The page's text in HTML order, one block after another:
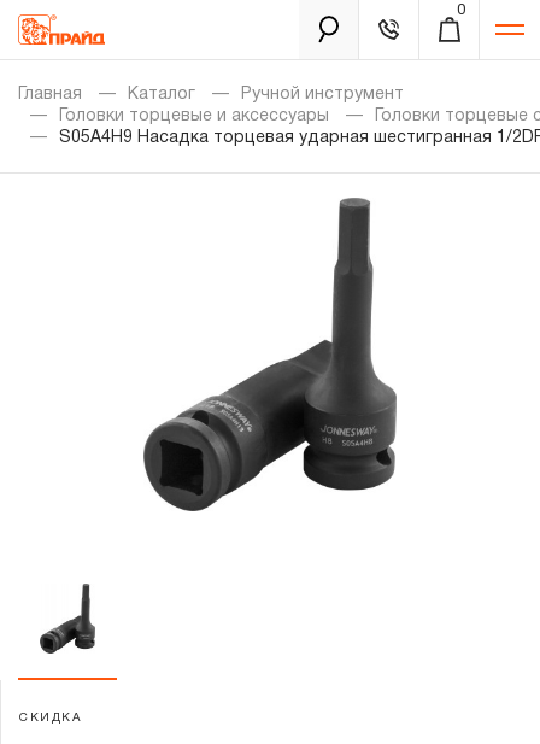
0
Каталог
Золотая лихорадка
Гарантия и сервис
Доставка и оплата
Забыли пароль?
Главная Каталог
Ручной инструмент
Головки торцевые и аксессуары
Головки торцевые
S05A4H9 Насадка торцевая ударная шестигранная 1/
СКИДКА